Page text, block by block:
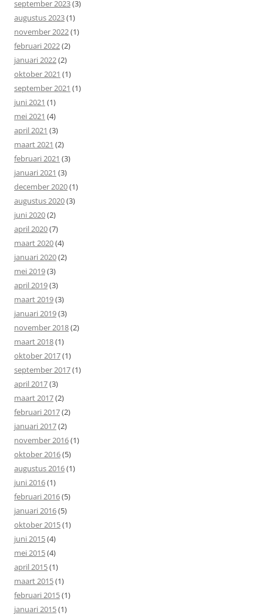
september 2023(3)
augustus 2023(1)
november 2022(1)
februari 2022(2)
januari 2022(2)
oktober 2021 (1)
september 2021 (1)
juni 2021 (1)
mei 2021 (4)
april 2021 (3)
maart 2021 (2)
februari 2021 (3)
januari 2021 (3)
december 2020(1)
augustus 2020(3)
juni 2020(2)
april 2020(7)
maart 2020(4)
januari 2020(2)
mei 2019(3)
april 2019(3)
maart 2019(3)
januari 2019(3)
november 2018(2)
maart 2018(1)
oktober 2017(1)
september 2017(1)
april 2017(3)
maart 2017(2)
februari 2017(2)
januari 2017(2)
november 2016(1)
oktober 2016(5)
augustus 2016(1)
juni 2016(1)
februari 2016(5)
januari 2016(5)
oktober 2015(1)
juni 2015(4)
mei 2015(4)
april 2015(1)
maart 2015(1)
februari 2015(1)
januari 2015(1)